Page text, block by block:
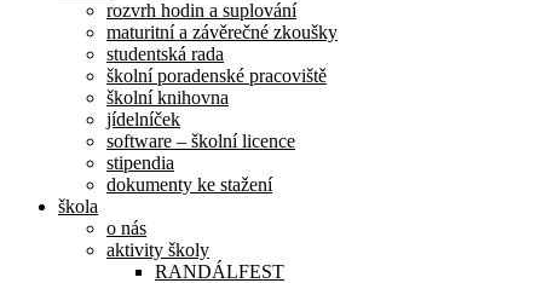
rozvrh hodin a suplování
maturitní a závěrečné zkoušky
studentská rada
školní poradenské pracoviště
školní knihovna
jídelníček
software – školní licence
stipendia
dokumenty ke stažení
škola
o nás
aktivity školy
RANDÁLFEST